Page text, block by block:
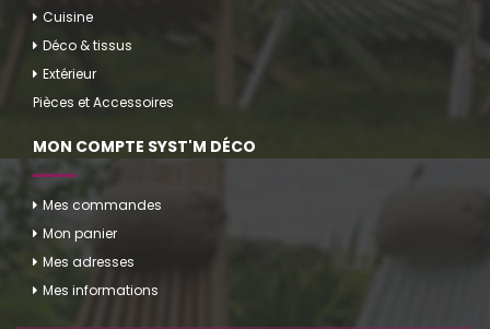
Cuisine
Déco & tissus
Extérieur
Pièces et Accessoires
MON COMPTE SYST'M DÉCO
Mes commandes
Mon panier
Mes adresses
Mes informations